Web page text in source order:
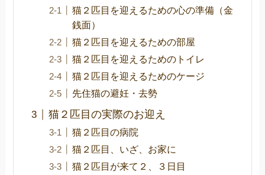
猫２匹目を迎えるための心の準備（金
銭面）
猫２匹目を迎えるための部屋
猫２匹目を迎えるためのトイレ
猫２匹目を迎えるためのケージ
先住猫の避妊・去勢
猫２匹目の実際のお迎え
猫２匹目の病院
猫２匹目、いざ、お家に
猫２匹目が来て２、３日目